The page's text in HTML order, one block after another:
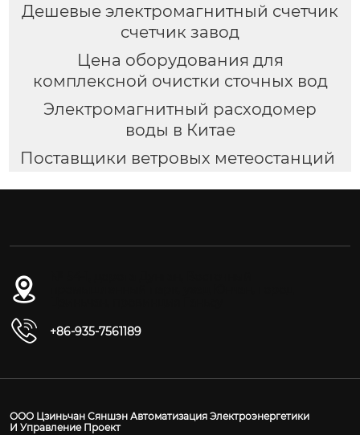
Дешевые электромагнитный счетчик
счетчик завод
Цена оборудования для
комплексной очистки сточных вод
Электромагнитный расходомер
воды в Китае
Поставщики ветровых метеостанций
+86-935-7561189
ООО Цзиньчан Сяншэн Автоматизация Электроэнергетики
И Управление Проект